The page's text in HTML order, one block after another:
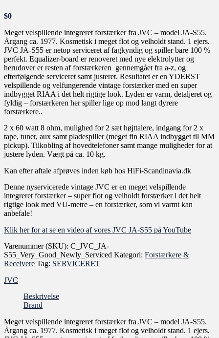
$0
Meget velspillende integreret forstærker fra JVC – model JA-S55.
Årgang ca. 1977. Kosmetisk i meget flot og velholdt stand. 1 ejers.
JVC JA-S55 er netop serviceret af fagkyndig og spiller bare 100 %
perfekt. Equalizer-board er renoveret med nye elektrolytter og
herudover er resten af forstærkeren gennemgået fra a-z, og
efterfølgende serviceret samt justeret. Resultatet er en YDERST
velspillende og velfungerende vintage forstærker med en super
indbygget RIAA i det helt rigtige look. Lyden er varm, detaljeret og
fyldig – forstærkeren her spiller lige op mod langt dyrere
forstærkere..
2 x 60 watt 8 ohm, mulighed for 2 sæt højttalere, indgang for 2 x
tape, tuner, aux samt pladespiller (meget fin RIAA indbygget til MM
pickup). Tilkobling af hovedtelefoner samt mange muligheder for at
justere lyden. Vægt på ca. 10 kg.
Kan efter aftale afprøves inden køb hos HiFi-Scandinavia.dk
Denne nyservicerede vintage JVC er en meget velspillende
integreret forstærker – super flot og velholdt forstærker i det helt
rigtige look med VU-metre – en forstærker, som vi varmt kan
anbefale!
Klik her for at se en video af vores JVC JA-S55 på YouTube
Varenummer (SKU): C_JVC_JA-
S55_Very_Good_Newly_Serviced Kategori: Forstærkere &
Receivere Tag: SERVICERET
JVC
Beskrivelse
Brand
Meget velspillende integreret forstærker fra JVC – model JA-S55.
Årgang ca. 1977. Kosmetisk i meget flot og velholdt stand. 1 ejers.